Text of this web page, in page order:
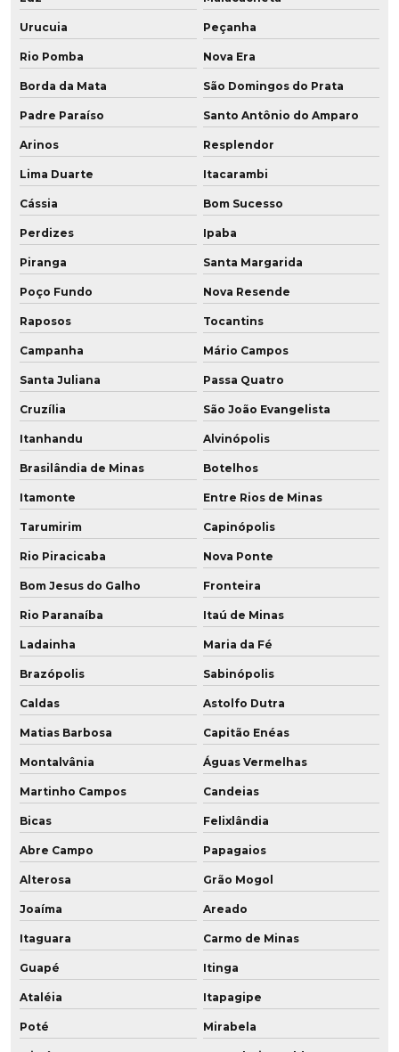
Roletes de poliuretano
Soluções em poliuretano
Tubo flexível poliuretano
Tubo poliuretano preço
Tubo pu vedação
Tubo revestido poliuretano
Tubos de aço revestidos em poliuretano
Tubulação revestida em poliuretano
Venda de chapa de poliuretano
Urucuia Peçanha
Rio Pomba Nova Era
Borda da Mata São Domingos do Prata
Padre Paraíso Santo Antônio do Amparo
Arinos Resplendor
Lima Duarte Itacarambi
Cássia Bom Sucesso
Perdizes Ipaba
Piranga Santa Margarida
Poço Fundo Nova Resende
Raposos Tocantins
Campanha Mário Campos
Santa Juliana Passa Quatro
Cruzília São João Evangelista
Itanhandu Alvinópolis
Brasilândia de Minas Botelhos
Itamonte Entre Rios de Minas
Tarumirim Capinópolis
Rio Piracicaba Nova Ponte
Bom Jesus do Galho Fronteira
Rio Paranaíba Itaú de Minas
Ladainha Maria da Fé
Brazópolis Sabinópolis
Caldas Astolfo Dutra
Matias Barbosa Capitão Enéas
Montalvânia Águas Vermelhas
Martinho Campos Candeias
Bicas Felixlândia
Abre Campo Papagaios
Alterosa Grão Mogol
Joaíma Areado
Itaguara Carmo de Minas
Guapé Itinga
Ataléia Itapagipe
Poté Mirabela